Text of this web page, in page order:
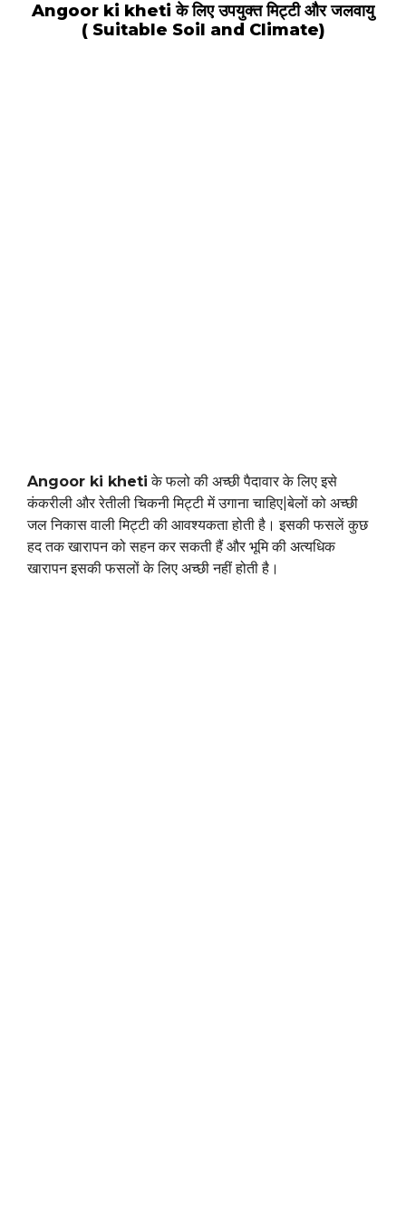
Angoor ki kheti के लिए उपयुक्त मिट्टी और जलवायु
( Suitable Soil and Climate)
Angoor ki kheti के फलो की अच्छी पैदावार के लिए इसे
कंकरीली और रेतीली चिकनी मिट्टी में उगाना चाहिए|बेलों को अच्छी
जल निकास वाली मिट्टी की आवश्यकता होती है। इसकी फसलें कुछ
हद तक खारापन को सहन कर सकती हैं और भूमि की अत्यधिक
खारापन इसकी फसलों के लिए अच्छी नहीं होती है।